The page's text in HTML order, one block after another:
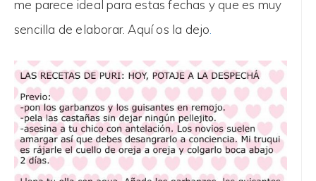
me parece ideal para estas fechas y que es muy
sencilla de elaborar. Aquí os la dejo.